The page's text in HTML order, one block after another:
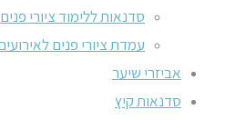
סדנאות ללימוד ציורי פנים
עמדת ציורי פנים
אביזרי שיער
סדנאות קיץ